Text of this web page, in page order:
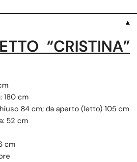
▼
“CRISTINA”
180 cm
84 cm; da aperto (letto) 105 cm
52 cm
cm